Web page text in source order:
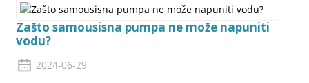
Zašto samousisna pumpa ne može napuniti
vodu?
2024-06-29